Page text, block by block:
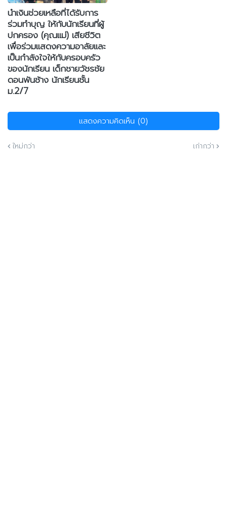
นำเงินช่วยเหลือที่ได้รับการ
ร่วมทำบุญ ให้กับนักเรียนที่ผู้
ปกครอง (คุณแม่) เสียชีวิต
เพื่อร่วมแสดงความอาลัยและ
เป็นกำลังใจให้กับครอบครัว
ของนักเรียน เด็กชายวัชรชัย
ดอนพันช้าง นักเรียนชั้น
ม.2/7
แสดงความคิดเห็น (0)
ใหม่กว่า เก่ากว่า